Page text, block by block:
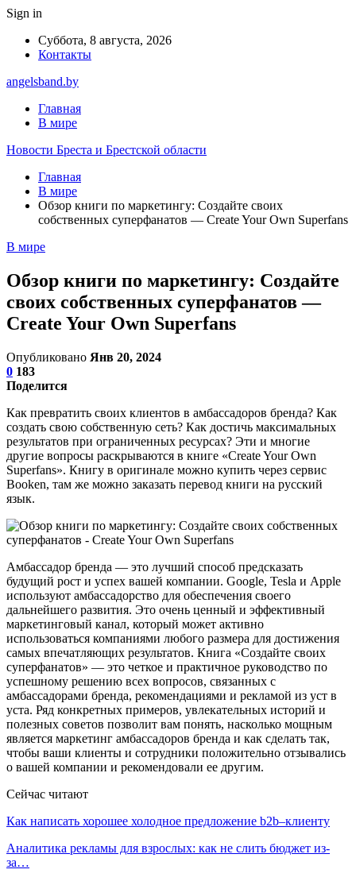
Sign in
Суббота, 8 августа, 2026
Контакты
angelsband.by
Главная
В мире
Новости Бреста и Брестской области
Главная
В мире
Обзор книги по маркетингу: Создайте своих
собственных суперфанатов — Create Your Own Superfans
В мире
Обзор книги по маркетингу: Создайте
своих собственных суперфанатов —
Create Your Own Superfans
Опубликовано Янв 20, 2024
0 183
Поделится
Как превратить своих клиентов в амбассадоров бренда? Как
создать свою собственную сеть? Как достичь максимальных
результатов при ограниченных ресурсах? Эти и многие
другие вопросы раскрываются в книге «Create Your Own
Superfans». Книгу в оригинале можно купить через сервис
Booken, там же можно заказать перевод книги на русский
язык.
Амбассадор бренда — это лучший способ предсказать
будущий рост и успех вашей компании. Google, Tesla и Apple
используют амбассадорство для обеспечения своего
дальнейшего развития. Это очень ценный и эффективный
маркетинговый канал, который может активно
использоваться компаниями любого размера для достижения
самых впечатляющих результатов. Книга «Создайте своих
суперфанатов» — это четкое и практичное руководство по
успешному решению всех вопросов, связанных с
амбассадорами бренда, рекомендациями и рекламой из уст в
уста. Ряд конкретных примеров, увлекательных историй и
полезных советов позволит вам понять, насколько мощным
является маркетинг амбассадоров бренда и как сделать так,
чтобы ваши клиенты и сотрудники положительно отзывались
о вашей компании и рекомендовали ее другим.
Сейчас читают
Как написать хорошее холодное предложение b2b–клиенту
Аналитика рекламы для взрослых: как не слить бюджет из-
за…